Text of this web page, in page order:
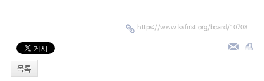
https://www.ksfirst.org/board/10708
목록